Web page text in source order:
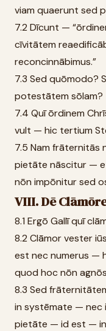
viam quaerunt sed
7.2 Dīcunt —
cīvitātem
reconcinnābimus.”
7.3 Sed quōmodo?
potestātem sōlam?
7.4 Quī ōrdinem
vult — hic tertium
7.5 Nam
pietāte nāscitur —
nōn impōnitur sed
VIII. Dē
8.1 Ergō Gallī quī
8.2 Clāmor vester
est nec numerus —
quod hoc nōn
8.3 Sed
in systēmate — nec
pietāte — id est — in